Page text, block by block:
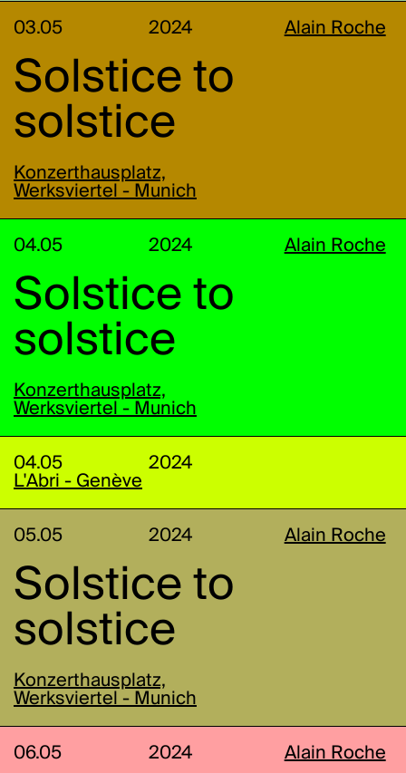
03.05 2024 Alain Roche
Solstice to
solstice
Konzerthausplatz,
Werksviertel - Munich
04.05 2024 Alain Roche
Solstice to
solstice
Konzerthausplatz,
Werksviertel - Munich
04.05
2024
L'Abri - Genève
05.05 2024 Alain Roche
Solstice to
solstice
Konzerthausplatz,
Werksviertel - Munich
06.05 2024 Alain Roche